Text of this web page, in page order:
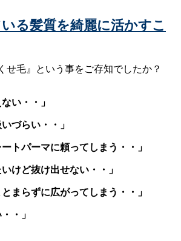
る髪質を綺麗に活かすこ
せ毛』という事をご存知でしたか？
い・・」
づらい・・」
トパーマに頼ってしまう・・」
けど抜け出せない・・」
まらずに広がってしまう・・」
・」